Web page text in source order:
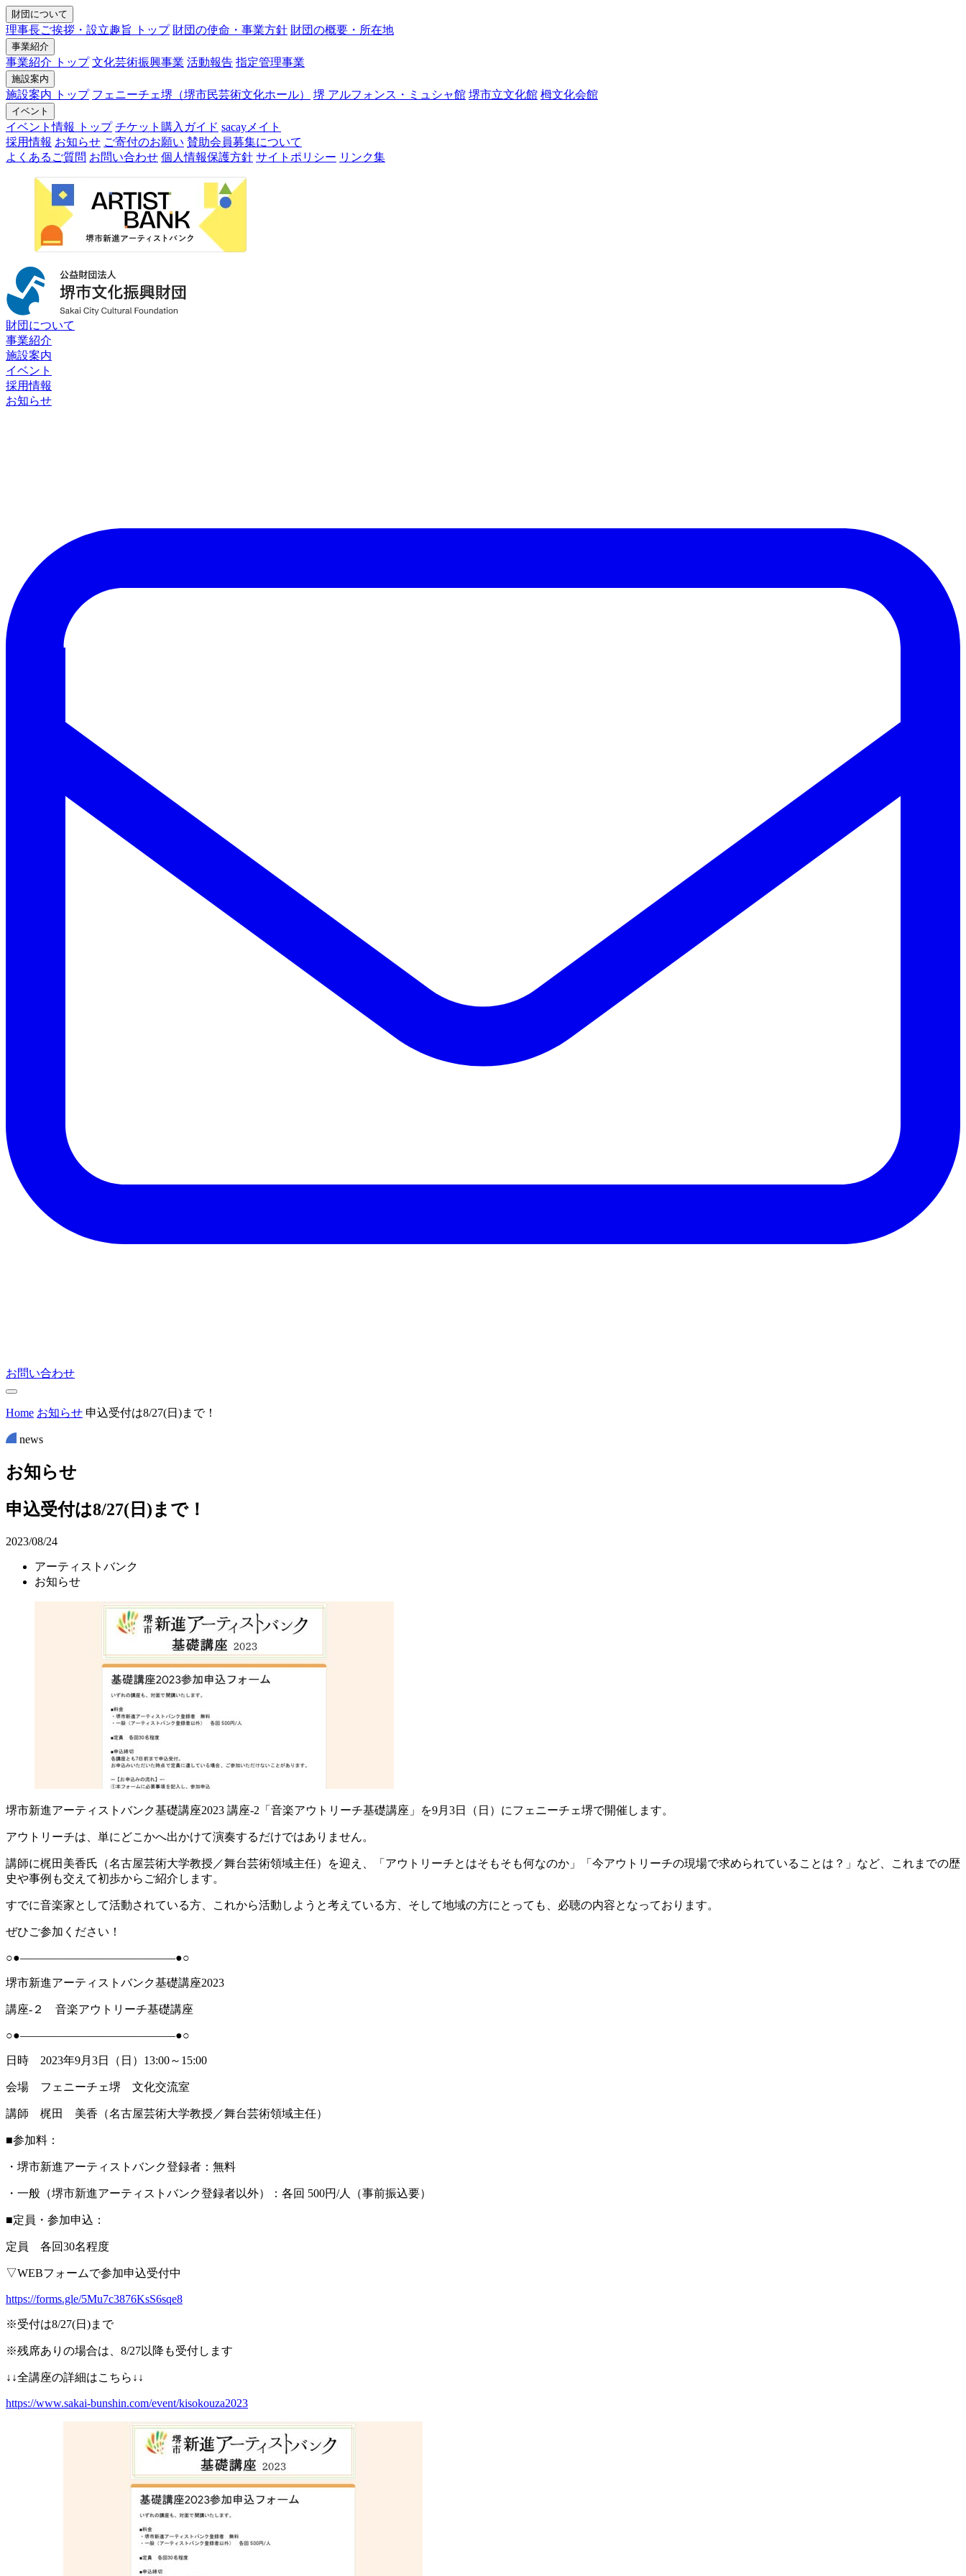
財団について
理事長ご挨拶・設立趣旨 トップ 財団の使命・事業方針 財団の概要・所在地
事業紹介
事業紹介 トップ 文化芸術振興事業 活動報告 指定管理事業
施設案内
施設案内 トップ フェニーチェ堺（堺市民芸術文化ホール） 堺 アルフォンス・ミュシャ館 堺市立文化館 栂文化会館
イベント
イベント情報 トップ チケット購入ガイド sacayメイト
採用情報 お知らせ ご寄付のお願い 賛助会員募集について
よくあるご質問 お問い合わせ 個人情報保護方針 サイトポリシー リンク集
財団について
事業紹介
施設案内
イベント
採用情報
お知らせ
お問い合わせ
Home お知らせ 申込受付は8/27(日)まで！
news
お知らせ
申込受付は8/27(日)まで！
2023/08/24
アーティストバンク
お知らせ
堺市新進アーティストバンク基礎講座2023 講座-2「音楽アウトリーチ基礎講座」を9月3日（日）にフェニーチェ堺で開催します。
アウトリーチは、単にどこかへ出かけて演奏するだけではありません。
講師に梶田美香氏（名古屋芸術大学教授／舞台芸術領域主任）を迎え、「アウトリーチとはそもそも何なのか」「今アウトリーチの現場で求められていることは？」など、これまでの歴
史や事例も交えて初歩からご紹介します。
すでに音楽家として活動されている方、これから活動しようと考えている方、そして地域の方にとっても、必聴の内容となっております。
ぜひご参加ください！
○●—————————————–●○
堺市新進アーティストバンク基礎講座2023
講座‐２ 音楽アウトリーチ基礎講座
○●—————————————–●○
日時 2023年9月3日（日）13:00～15:00
会場 フェニーチェ堺 文化交流室
講師 梶田 美香（名古屋芸術大学教授／舞台芸術領域主任）
■参加料：
・堺市新進アーティストバンク登録者：無料
・一般（堺市新進アーティストバンク登録者以外）：各回 500円/人（事前振込要）
■定員・参加申込：
定員 各回30名程度
▽WEBフォームで参加申込受付中
https://forms.gle/5Mu7c3876KsS6sqe8
※受付は8/27(日)まで
※残席ありの場合は、8/27以降も受付します
↓↓全講座の詳細はこちら↓↓
https://www.sakai-bunshin.com/event/kisokouza2023